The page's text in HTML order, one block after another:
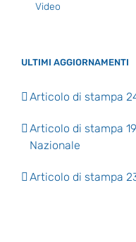
Video
ULTIMI AGGIORNAMENTI
Articolo di stampa
Articolo di stampa
Nazionale
Articolo di stampa